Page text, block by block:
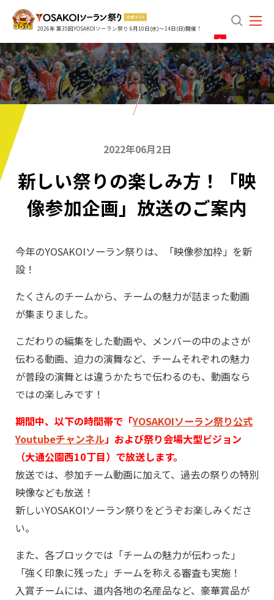
2026年 第35回YOSAKOIソーラン祭り 6月10日(水)～14日(日)開催！
search
2022年06月2日
新しい祭りの楽しみ方！「映
像参加企画」放送のご案内
今年のYOSAKOIソーラン祭りは、「映像参加枠」を新
設！
たくさんのチームから、チームの魅力が詰まった動画
が集まりました。
こだわりの編集をした動画や、メンバーの中のよさが
伝わる動画、迫力の演舞など、チームそれぞれの魅力
が普段の演舞とは違うかたちで伝わるのも、動画なら
ではの楽しみです！
期間中、以下の時間帯で「YOSAKOIソーラン祭り公式
Youtubeチャンネル」および祭り会場大型ビジョン
（大通公園西10丁目）で放送します。
放送では、参加チーム動画に加えて、過去の祭りの特別
映像なども放送！
新しいYOSAKOIソーラン祭りをどうぞお楽しみくださ
い。
また、各ブロックでは「チームの魅力が伝わった」
「強く印象に残った」チームを称える審査も実施！
入賞チームには、道内各地の名産品など、豪華賞品が